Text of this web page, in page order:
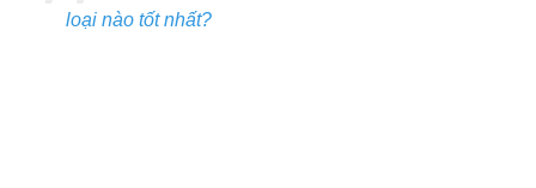
loại nào tốt nhất?